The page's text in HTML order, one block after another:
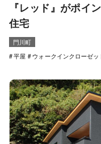
『レッド』がポイ
住宅
門川町
平屋
ウォークインクローゼッ